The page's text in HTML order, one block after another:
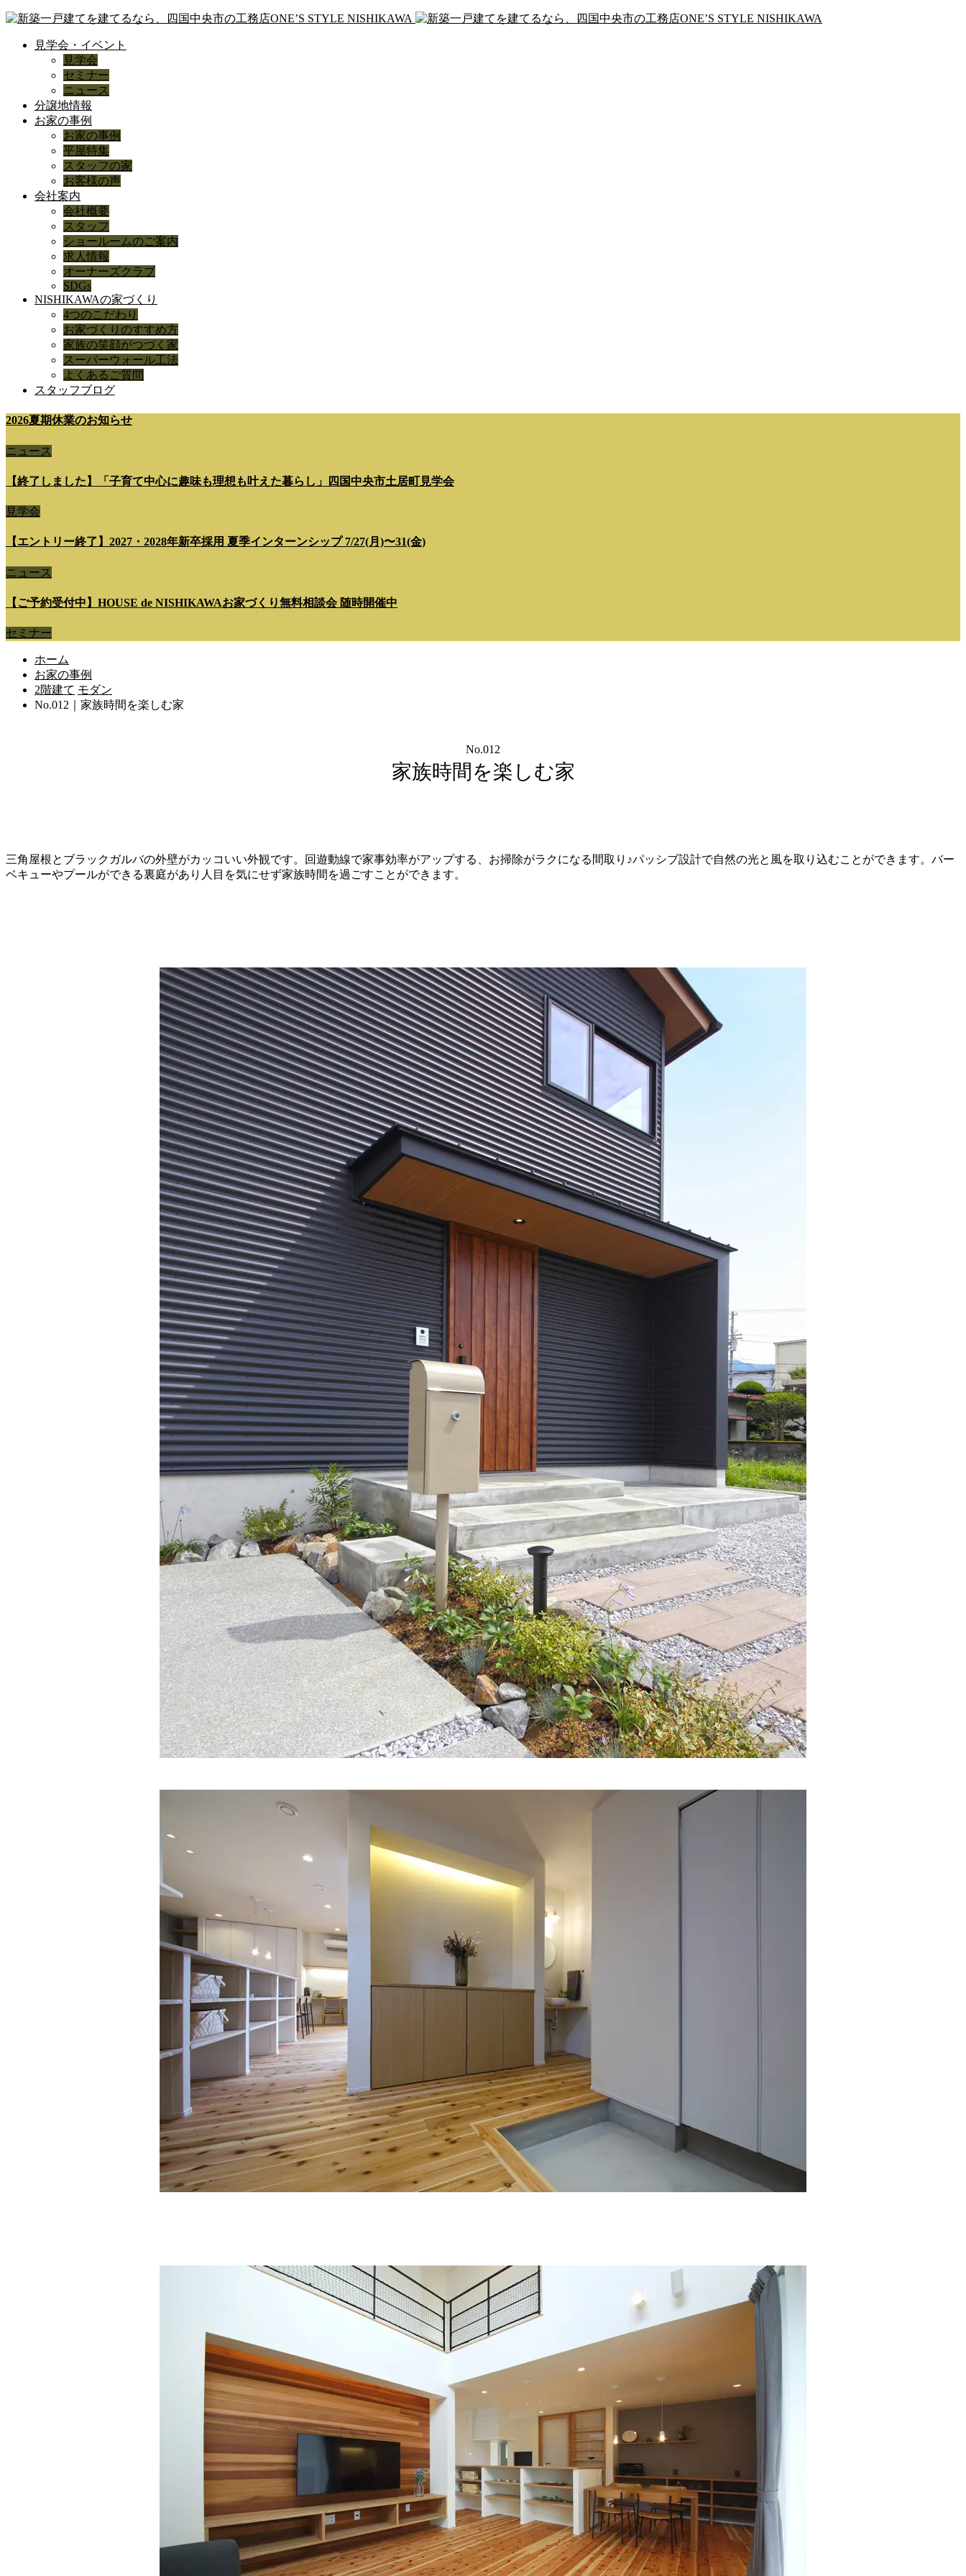
見学会・イベント
見学会
セミナー
ニュース
分譲地情報
お家の事例
お家の事例
平屋特集
スタッフの家
お客様の声
会社案内
会社概要
スタッフ
ショールームのご案内
求人情報
オーナーズクラブ
SDGs
NISHIKAWAの家づくり
4つのこだわり
お家づくりのすすめ方
家族の笑顔がつづく家
スーパーウォール工法
よくあるご質問
スタッフブログ
2026夏期休業のお知らせ
ニュース
【終了しました】「子育て中心に趣味も理想も叶えた暮らし」四国中央市土居町見学会
見学会
【エントリー終了】2027・2028年新卒採用 夏季インターンシップ 7/27(月)〜31(金)
ニュース
【ご予約受付中】HOUSE de NISHIKAWAお家づくり無料相談会 随時開催中
セミナー
ホーム
お家の事例
2階建て モダン
No.012｜家族時間を楽しむ家
No.012
家族時間を楽しむ家
三角屋根とブラックガルバの外壁がカッコいい外観です。回遊動線で家事効率がアップする、お掃除がラクになる間取り♪パッシブ設計で自然の光と風を取り込むことができます。バー
ベキューやプールができる裏庭があり人目を気にせず家族時間を過ごすことができます。